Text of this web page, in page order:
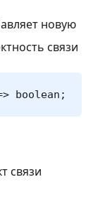
новую
связи
boolean;
связи